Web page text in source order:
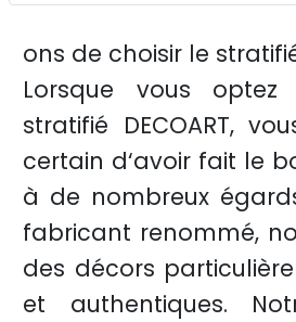
ons de choisir le stratifié
Lorsque vous
stratifié DECOART,
certain d‘avoir fait le
à de nombreux
fabricant renommé,
des décors
et authentiques.